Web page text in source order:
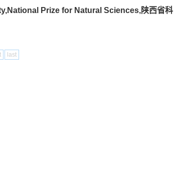
Prize for Natural Sciences,陕西省科
last